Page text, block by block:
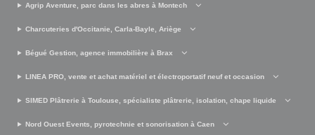
Agrip Aventure, parc dans les abres à Montech
Charcuteries d'Occitanie, Carla-Bayle, Ariège
Bégué Gestion, agence immobilière à Brax
LINEA PRO, vente et achat matériel et électroportatif neuf et occasion
SIMED Plâtrerie à Toulouse, spécialiste plâtrerie, isolation, chape liquide
Nord Ouest Events, pyrotechnie et sonorisation à Caen